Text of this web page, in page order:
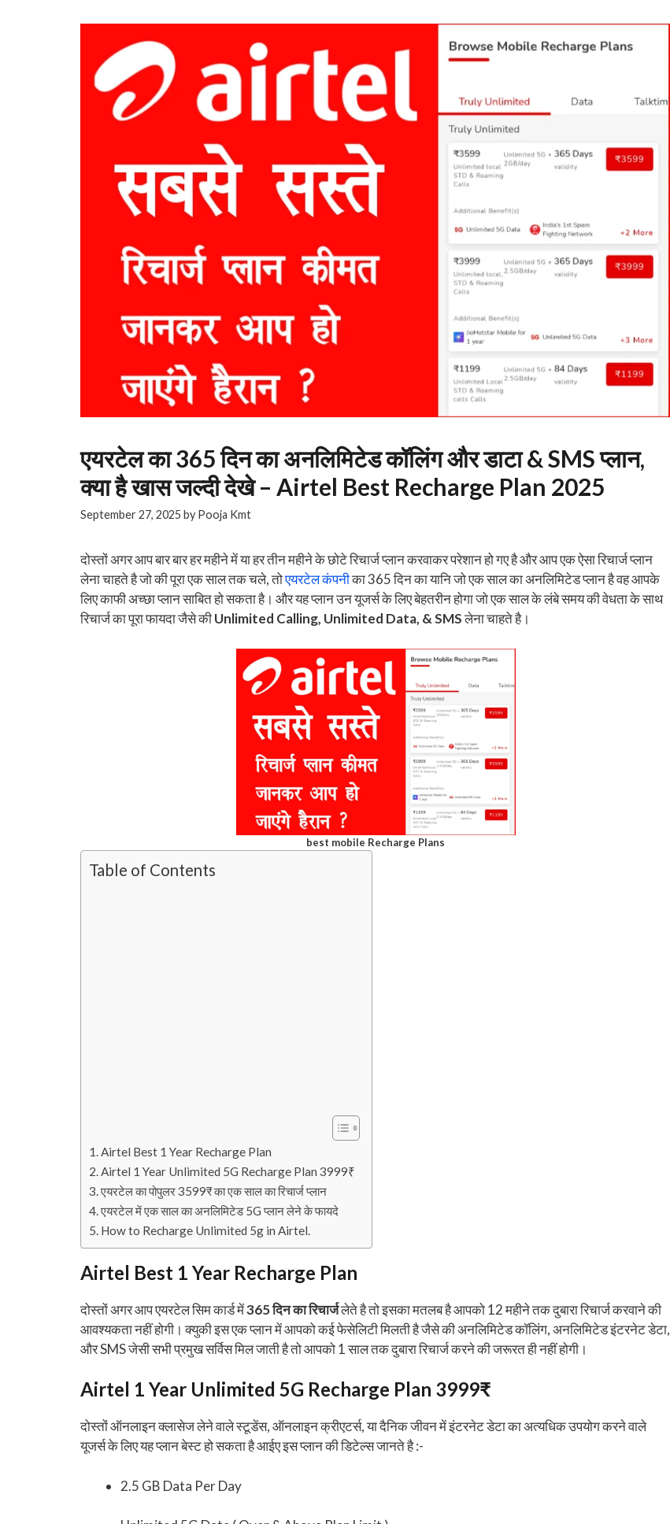
एयरटेल का 365 दिन का अनलिमिटेड कॉलिंग और डाटा & SMS प्लान,
क्या है खास जल्दी देखे – Airtel Best Recharge Plan 2025
September 27, 2025 by Pooja Kmt
दोस्तों अगर आप बार बार हर महीने में या हर तीन महीने के छोटे रिचार्ज प्लान करवाकर परेशान हो गए है और आप एक ऐसा रिचार्ज प्लान
लेना चाहते है जो की पूरा एक साल तक चले, तोएयरटेल कंपनीका 365 दिन का यानि जो एक साल का अनलिमिटेड प्लान है वह आपके
लिए काफी अच्छा प्लान साबित हो सकता है। और यह प्लान उन यूजर्स के लिए बेहतरीन होगा जो एक साल के लंबे समय की वेधता के साथ
रिचार्ज का पूरा फायदा जैसे कीUnlimited Calling, Unlimited Data, & SMSलेना चाहते है।
best mobile Recharge Plans
Table of Contents
Airtel Best 1 Year Recharge Plan
Airtel 1 Year Unlimited 5G Recharge Plan 3999₹
एयरटेल का पोपुलर 3599₹ का एक साल का रिचार्ज प्लान
एयरटेल में एक साल का अनलिमिटेड 5G प्लान लेने के फायदे
How to Recharge Unlimited 5g in Airtel.
Airtel Best 1 Year Recharge Plan
दोस्तों अगर आप एयरटेल सिम कार्ड में365 दिन का रिचार्जलेते है तो इसका मतलब है आपको 12 महीने तक दुबारा रिचार्ज करवाने की
आवश्यकता नहीं होगी। क्युकी इस एक प्लान में आपको कई फेसेलिटी मिलती है जैसे की अनलिमिटेड कॉलिंग, अनलिमिटेड इंटरनेट डेटा,
और SMS जेसी सभी प्रमुख सर्विस मिल जाती है तो आपको 1 साल तक दुबारा रिचार्ज करने की जरूरत ही नहीं होगी।
Airtel 1 Year Unlimited 5G Recharge Plan 3999₹
दोस्तों ऑनलाइन क्लासेज लेने वाले स्टूडेंस, ऑनलाइन क्रीएटर्स, या दैनिक जीवन में इंटरनेट डेटा का अत्यधिक उपयोग करने वाले
यूजर्स के लिए यह प्लान बेस्ट हो सकता है आईए इस प्लान की डिटेल्स जानते है :-
2.5 GB Data Per Day